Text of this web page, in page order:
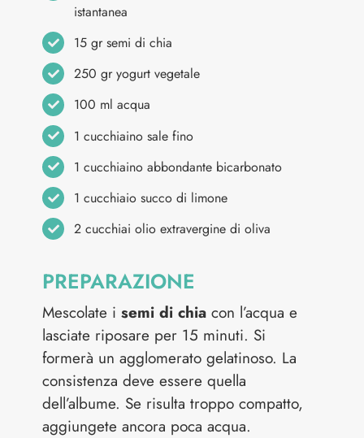
istantanea
15 gr semi di chia
250 gr yogurt vegetale
100 ml acqua
1 cucchiaino sale fino
1 cucchiaino abbondante bicarbonato
1 cucchiaio succo di limone
2 cucchiai olio extravergine di oliva
PREPARAZIONE
Mescolate isemi di chia con l’acqua e
lasciate riposare per 15 minuti. Si
formerà un agglomerato gelatinoso. La
consistenza deve essere quella
dell’albume. Se risulta troppo compatto,
aggiungete ancora poca acqua.